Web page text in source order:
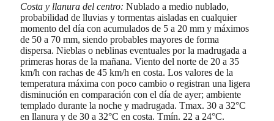
Costa y llanura del centro: Nublado a medio nublado,
probabilidad de lluvias y tormentas aisladas en cualquier
momento del día con acumulados de 5 a 20 mm y máximos
de 50 a 70 mm, siendo probables mayores de forma
dispersa. Nieblas o neblinas eventuales por la madrugada a
primeras horas de la mañana. Viento del norte de 20 a 35
km/h con rachas de 45 km/h en costa. Los valores de la
temperatura máxima con poco cambio o registran una ligera
disminución en comparación con el día de ayer; ambiente
templado durante la noche y madrugada. Tmax. 30 a 32°C
en llanura y de 30 a 32°C en costa. Tmín. 22 a 24°C.